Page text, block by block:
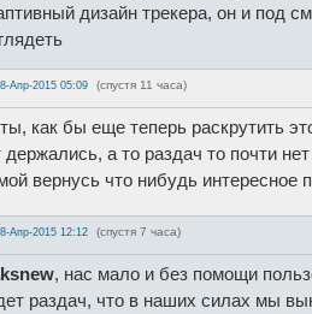
дизайн трекера, он и под
Апр-2015 05:09 (спустя 11 часа)
как бы еще теперь раскрутить
держались, а то раздач то почти
вернусь что нибудь интересное
Апр-2015 12:12 (спустя 7 часа)
, нас мало и без помощи
раздач, что в наших силах мы